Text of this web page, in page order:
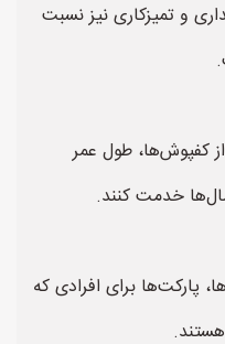
و تمیزکاری نیز نسبت
کفپوش‌ها، طول عمر
خدمت کنند.
پارکت‌ها برای افرادی که